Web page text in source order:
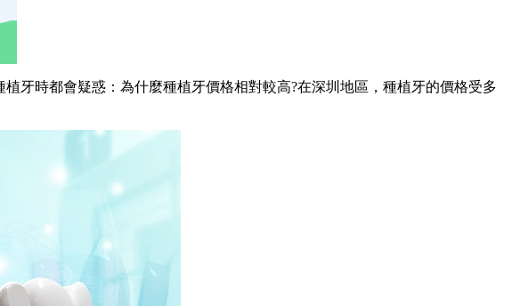
時都會疑惑：為什麼種植牙價格相對較高?在深圳地區，種植牙的價格受多